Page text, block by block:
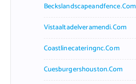
Beckslandscapeandfence.com
Vistaaltadelveramendi.com
Coastlinecateringnc.com
Cuesburgershouston.com